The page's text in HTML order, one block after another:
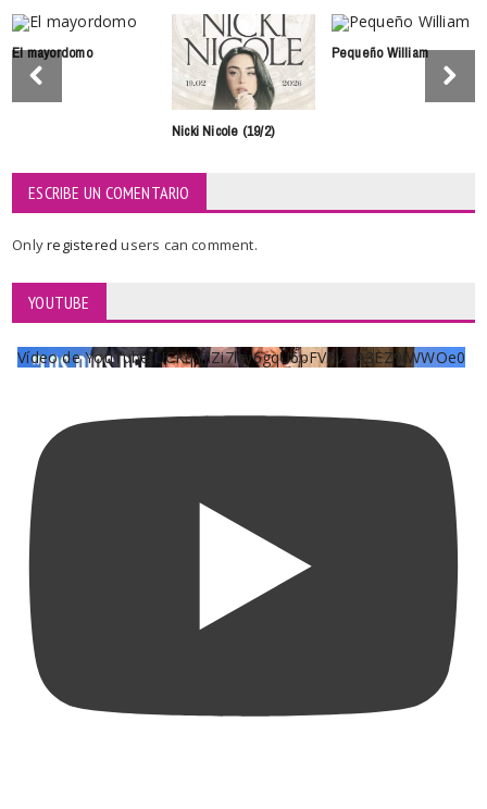
El mayordomo
Nicki Nicole (19/2)
Pequeño William
ESCRIBE UN COMENTARIO
Onlyregisteredusers can comment.
YOUTUBE
Vídeo de YouTube UCKqYjiZi7lzy6gqU6pFVFiA_A3EZ9JWWOe0